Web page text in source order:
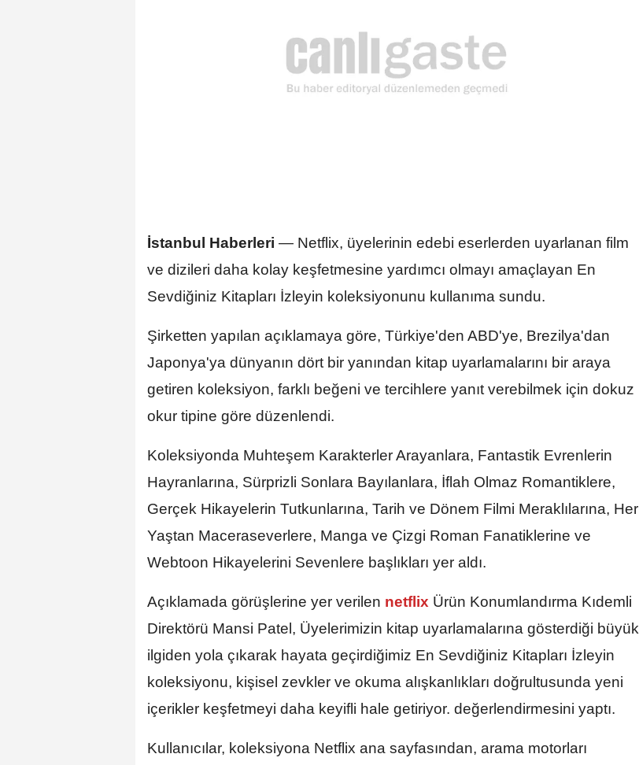
İstanbul Haberleri — Netflix, üyelerinin edebi eserlerden uyarlanan film
ve dizileri daha kolay keşfetmesine yardımcı olmayı amaçlayan En
Sevdiğiniz Kitapları İzleyin koleksiyonunu kullanıma sundu.
Şirketten yapılan açıklamaya göre, Türkiye'den ABD'ye, Brezilya'dan
Japonya'ya dünyanın dört bir yanından kitap uyarlamalarını bir araya
getiren koleksiyon, farklı beğeni ve tercihlere yanıt verebilmek için dokuz
okur tipine göre düzenlendi.
Koleksiyonda Muhteşem Karakterler Arayanlara, Fantastik Evrenlerin
Hayranlarına, Sürprizli Sonlara Bayılanlara, İflah Olmaz Romantiklere,
Gerçek Hikayelerin Tutkunlarına, Tarih ve Dönem Filmi Meraklılarına, Her
Yaştan Maceraseverlere, Manga ve Çizgi Roman Fanatiklerine ve
Webtoon Hikayelerini Sevenlere başlıkları yer aldı.
Açıklamada görüşlerine yer verilen netflix Ürün Konumlandırma Kıdemli
Direktörü Mansi Patel, Üyelerimizin kitap uyarlamalarına gösterdiği büyük
ilgiden yola çıkarak hayata geçirdiğimiz En Sevdiğiniz Kitapları İzleyin
koleksiyonu, kişisel zevkler ve okuma alışkanlıkları doğrultusunda yeni
içerikler keşfetmeyi daha keyifli hale getiriyor. değerlendirmesini yaptı.
Kullanıcılar, koleksiyona Netflix ana sayfasından, arama motorları